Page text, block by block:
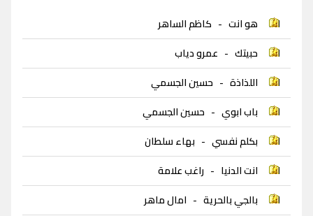
هو انت - كاظم الساهر
حبيتك - عمرو دياب
اللذاذة - حسين الجسمي
باب ابوي - حسين الجسمي
بكلم نفسي - بهاء سلطان
انت الدنيا - راغب علامة
بالجي بالحرية - امال ماهر